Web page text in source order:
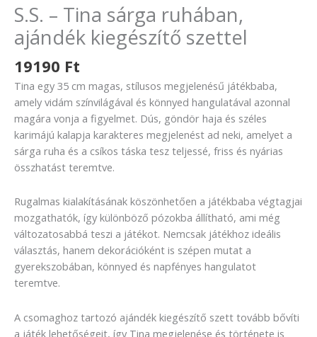
S.S. – Tina sárga ruhában,
ajándék kiegészítő szettel
19190 Ft
Tina egy 35 cm magas, stílusos megjelenésű játékbaba,
amely vidám színvilágával és könnyed hangulatával azonnal
magára vonja a figyelmet. Dús, göndör haja és széles
karimájú kalapja karakteres megjelenést ad neki, amelyet a
sárga ruha és a csíkos táska tesz teljessé, friss és nyárias
összhatást teremtve.
Rugalmas kialakításának köszönhetően a játékbaba végtagjai
mozgathatók, így különböző pózokba állítható, ami még
változatosabbá teszi a játékot. Nemcsak játékhoz ideális
választás, hanem dekorációként is szépen mutat a
gyerekszobában, könnyed és napfényes hangulatot
teremtve.
A csomaghoz tartozó ajándék kiegészítő szett tovább bővíti
a játék lehetőségeit, így Tina megjelenése és története is